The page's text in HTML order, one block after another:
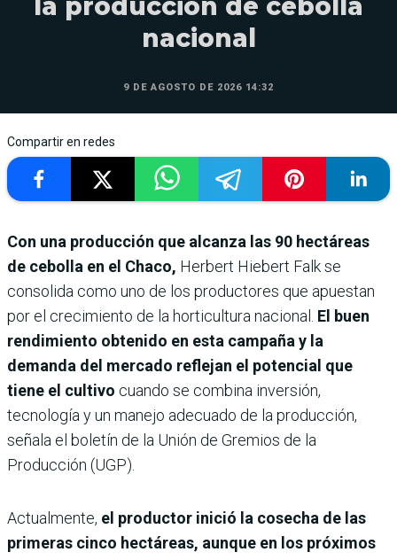
la producción de cebolla
nacional
9 DE AGOSTO DE 2026 14:32
Compartir en redes
Con una producción que alcanza las 90 hectáreas
de cebolla en el Chaco, Herbert Hiebert Falk se
consolida como uno de los productores que apuestan
por el crecimiento de la horticultura nacional. El buen
rendimiento obtenido en esta campaña y la
demanda del mercado reflejan el potencial que
tiene el cultivo cuando se combina inversión,
tecnología y un manejo adecuado de la producción,
señala el boletín de la Unión de Gremios de la
Producción (UGP).
Actualmente, el productor inició la cosecha de las
primeras cinco hectáreas, aunque en los próximos